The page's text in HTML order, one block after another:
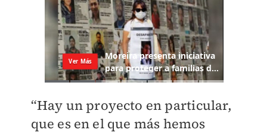
“Hay un proyecto en particular,
que es en el que más hemos